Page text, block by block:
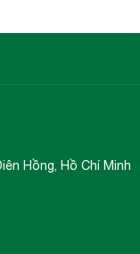
chỉnh liên
Hồng, Hồ Chí Minh